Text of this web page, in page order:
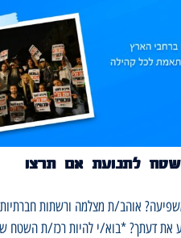
לתנועת אם תרצו
אוהב/ת מצלמה ורשתות
את דעתך? *בוא/י להיות רכז/ת השטח